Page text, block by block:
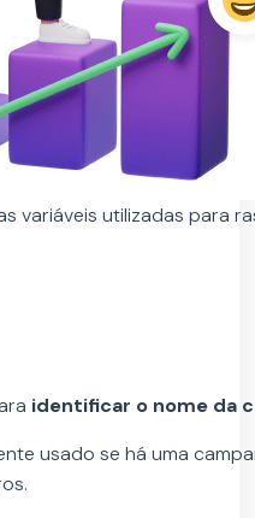
variáveis utilizadas para
identificar o nome da
usado se há uma